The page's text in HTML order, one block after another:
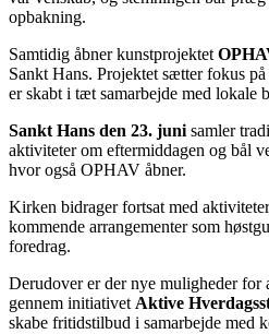
opbakning.
Samtidig åbner kunstprojektet
Sankt Hans. Projektet sætter fokus
er skabt i tæt samarbejde med lokale
Sankt Hans den 23. juni samler
aktiviteter om eftermiddagen og bål
hvor også OPHAV åbner.
Kirken bidrager fortsat med
kommende arrangementer som
foredrag.
Derudover er der nye muligheder for
gennem initiativet Aktive
skabe fritidstilbud i samarbejde med